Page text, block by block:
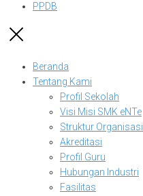
PPDB
Beranda
Tentang Kami
Profil Sekolah
Visi Misi SMK eNTe
Struktur Organisasi
Akreditasi
Profil Guru
Hubungan Industri
Fasilitas